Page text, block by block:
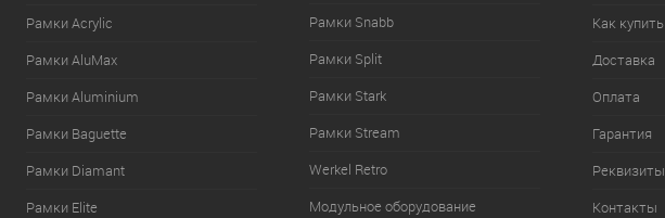
Рамки Acrylic
Рамки AluMax
Рамки Aluminium
Рамки Baguette
Рамки Diamant
Рамки Elite
Рамки Snabb
Рамки Split
Рамки Stark
Рамки Stream
Werkel Retro
Модульное оборудование
Как купить
Доставка
Оплата
Гарантия
Реквизиты
Контакты